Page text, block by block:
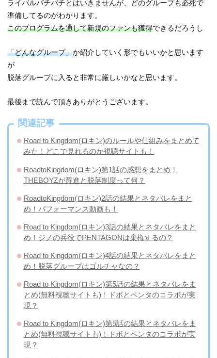
ライバルバチバチとはいきませんが、どのグループも必死で
準備してるのがわかります。
このプログラムを通して新規のファンも獲得できるだろうし
「どんなグループ」か紹介していく形でもいいかと思います
が
脱落グループに入ると非常に厳しいかなと思います。
最後まで読んで頂きありがとうございます。
関連記事
Road to Kingdom(ロキン)のルールや仕組みをまとめて
みた！どこで見れるのか視聴サイトも！
RoadtoKingdom(ロキン)第1話の感想をまとめ！
THEBOYZが躍進と脱落制度って何？
RoadtoKingdom(ロキン)2話の結果とネタバレをまと
め！パフォーマンス動画も！
Road to Kingdom(ロキン)3話の結果とネタバレをまと
め！ジノの兵役でPENTAGONは棄権するの？
Road to Kingdom(ロキン)4話の結果とネタバレをまと
め！脱落グループはゴルチャなの？
Road to Kingdom(ロキン)第5話の結果とネタバレをま
とめ(無料視聴サイトも)！ドボとペンタのコラボが実
現？
Road to Kingdom(ロキン)第5話の結果とネタバレをま
とめ(無料視聴サイトも)！ドボとペンタのコラボが実
現？